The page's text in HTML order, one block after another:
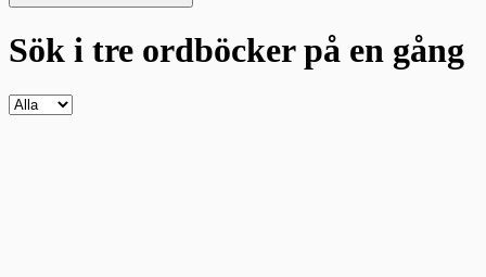
Sök i tre ordböckerpå en gång